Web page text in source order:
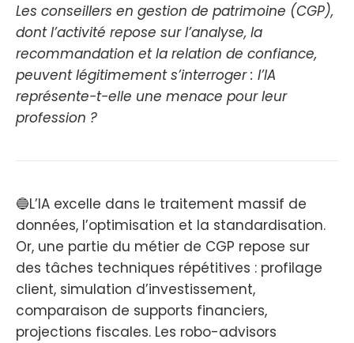
Les conseillers en gestion de patrimoine (CGP),
dont l’activité repose sur l’analyse, la
recommandation et la relation de confiance,
peuvent légitimement s’interroger : l’IA
représente-t-elle une menace pour leur
profession ?
🔵L’IA excelle dans le traitement massif de
données, l’optimisation et la standardisation.
Or, une partie du métier de CGP repose sur
des tâches techniques répétitives : profilage
client, simulation d’investissement,
comparaison de supports financiers,
projections fiscales. Les robo-advisors